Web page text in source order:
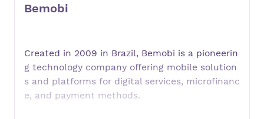
Bemobi
Created in 2009 in Brazil, Bemobi is a pioneerin
g technology company offering mobile solution
s and platforms for digital services, microfinanc
e, and payment methods.